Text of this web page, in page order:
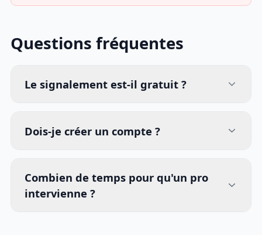
Questions fréquentes
Le signalement est-il gratuit ?
Dois-je créer un compte ?
Combien de temps pour qu'un pro
intervienne ?